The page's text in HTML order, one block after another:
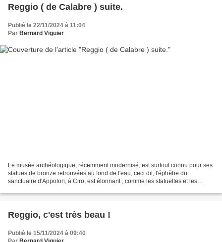
Reggio ( de Calabre ) suite.
Publié le 22/11/2024 à 11:04
Par Bernard Viguier
Le musée archéologique, récemment modernisé, est surtout connu pour ses
statues de bronze retrouvées au fond de l'eau; ceci dit, l'éphèbe du
sanctuaire d'Appolon, à Ciro, est étonnant , comme les statuettes et les
Reggio, c'est très beau !
Publié le 15/11/2024 à 09:40